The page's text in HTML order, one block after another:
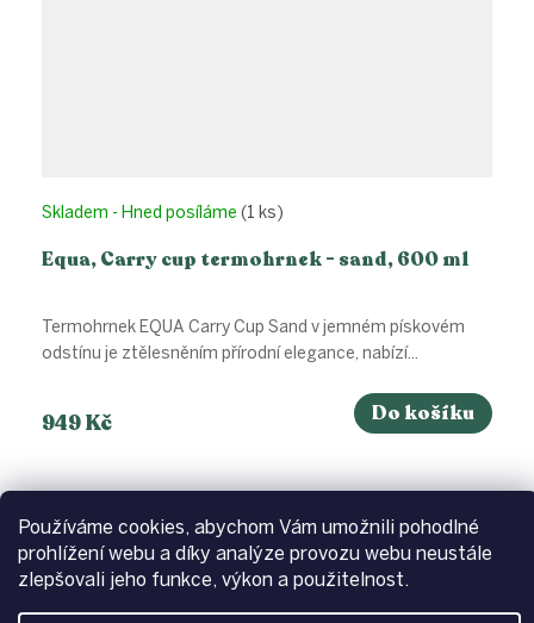
Používáme cookies, abychom Vám umožnili pohodlné
prohlížení webu a díky analýze provozu webu neustále
zlepšovali jeho funkce, výkon a použitelnost.
Equa, Carry cup termohrnek - sand, 600 ml
Skladem - Hned posíláme (1 ks)
949 Kč Do košíku
Termohrnek EQUA Carry Cup Sand v jemném pískovém
odstínu je ztělesněním přírodní elegance, nabízí...